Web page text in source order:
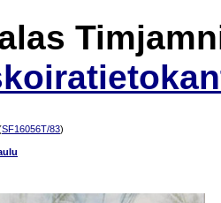
SF16056T/83)